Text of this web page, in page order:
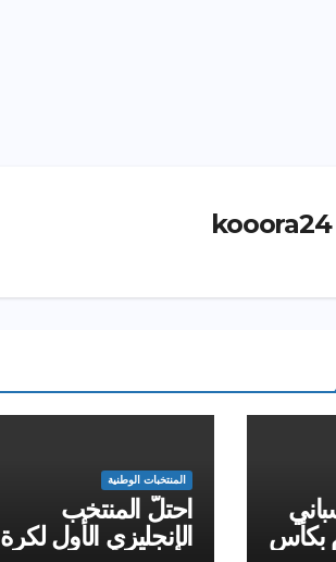
kooora24
بكأس
المنتخبات الوطنية
احتلَّ المنتخب
الإنجليزي الأول لكرة